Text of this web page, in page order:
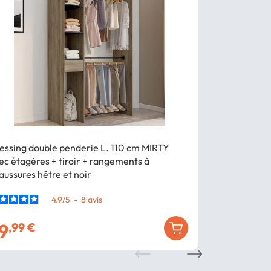
double penderie L. 110 cm MIRTY
étagères + tiroir + rangements à
hêtre et noir
4.9/5 - 8 avis
,99 €